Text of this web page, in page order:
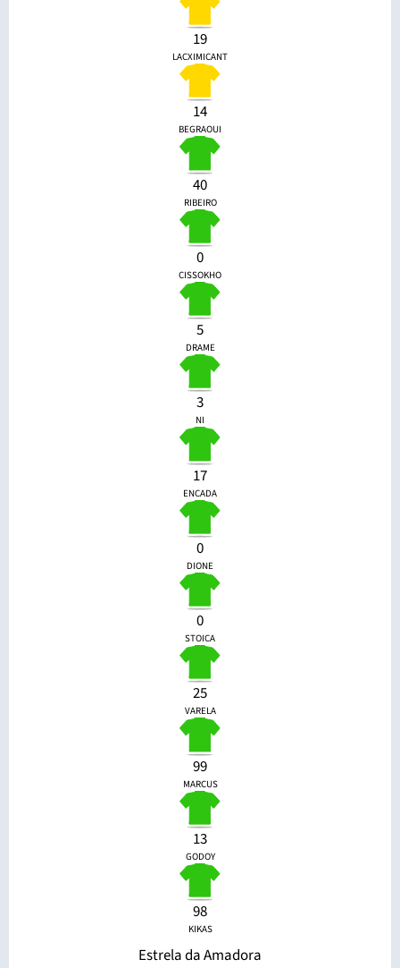
19
LACXIMICANT
14
BEGRAOUI
40
RIBEIRO
0
CISSOKHO
5
DRAME
3
NI
17
ENCADA
0
DIONE
0
STOICA
25
VARELA
99
MARCUS
13
GODOY
98
KIKAS
Estrela da Amadora